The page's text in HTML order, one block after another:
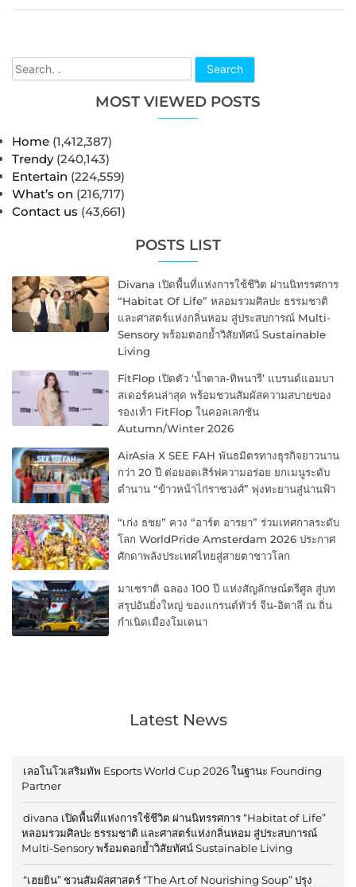
Search
MOST VIEWED POSTS
Home (1,412,387)
Trendy (240,143)
Entertain (224,559)
What’s on (216,717)
Contact us (43,661)
POSTS LIST
Divana เปิดพื้นที่แห่งการใช้ชีวิต ผ่านนิทรรศการ
“Habitat Of Life” หลอมรวมศิลปะ ธรรมชาติ
และศาสตร์แห่งกลิ่นหอม สู่ประสบการณ์ Multi-
Sensory พร้อมตอกย้ำวิสัยทัศน์ Sustainable
Living
FitFlop เปิดตัว ‘น้ำตาล-ทิพนารี’ แบรนด์แอมบา
สเดอร์คนล่าสุด พร้อมชวนสัมผัสความสบายของ
รองเท้า FitFlop ในคอลเลกชัน
Autumn/Winter 2026
AirAsia X SEE FAH พันธมิตรทางธุรกิจยาวนาน
กว่า 20 ปี ต่อยอดเสิร์ฟความอร่อย ยกเมนูระดับ
ตำนาน “ข้าวหน้าไก่ราชวงศ์” พุ่งทะยานสู่น่านฟ้า
“เก่ง ธชย” ควง “อาร์ต อารยา” ร่วมเทศกาลระดับ
โลก WorldPride Amsterdam 2026 ประกาศ
ศักดาพลังประเทศไทยสู่สายตาชาวโลก
มาเซราติ ฉลอง 100 ปี แห่งสัญลักษณ์ตรีศูล สู่บท
สรุปอันยิ่งใหญ่ ของแกรนด์ทัวร์ จีน-อิตาลี ณ ถิ่น
กำเนิดเมืองโมเดนา
Latest News
เลอโนโวเสริมทัพ Esports World Cup 2026 ในฐานะ Founding
Partner
divana เปิดพื้นที่แห่งการใช้ชีวิต ผ่านนิทรรศการ “Habitat of Life”
หลอมรวมศิลปะ ธรรมชาติ และศาสตร์แห่งกลิ่นหอม สู่ประสบการณ์
Multi-Sensory พร้อมตอกย้ำวิสัยทัศน์ Sustainable Living
“เฮยยิน” ชวนสัมผัสศาสตร์ “The Art of Nourishing Soup” ปรุง